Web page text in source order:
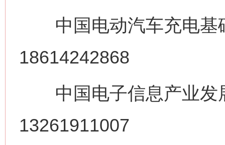
中国电动汽车充电
18614242868
中国电子信息产
13261911007
这是一记警钟！